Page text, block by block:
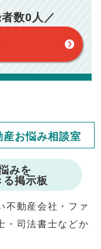
試算しています。
しております。
で金利が変わらない設
れを保証するものでは
は
できます
た上限で計算して
税）数0 人／
お悩み相談室
みを
掲示板
不動産会社・ファ
・司法書士などか